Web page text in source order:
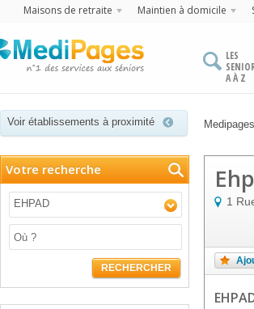
Maisons de retraite Maintien à domicile
LES
A À Z
Voir établissements à proximité Medipages
Votre recherche
EHPAD
RECHERCHER
1